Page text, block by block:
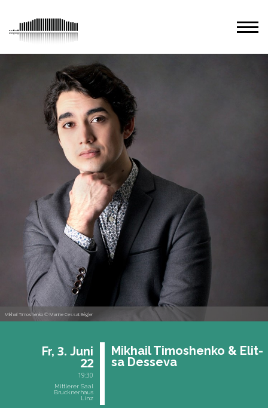
Mikhail Timoshenko © Marine Cessat Bégler
Fr, 3. Juni
22
19:30
Mittlerer Saal
Brucknerhaus
Linz
Mik­hail Ti­mos­hen­ko & Elit­
sa Des­se­va